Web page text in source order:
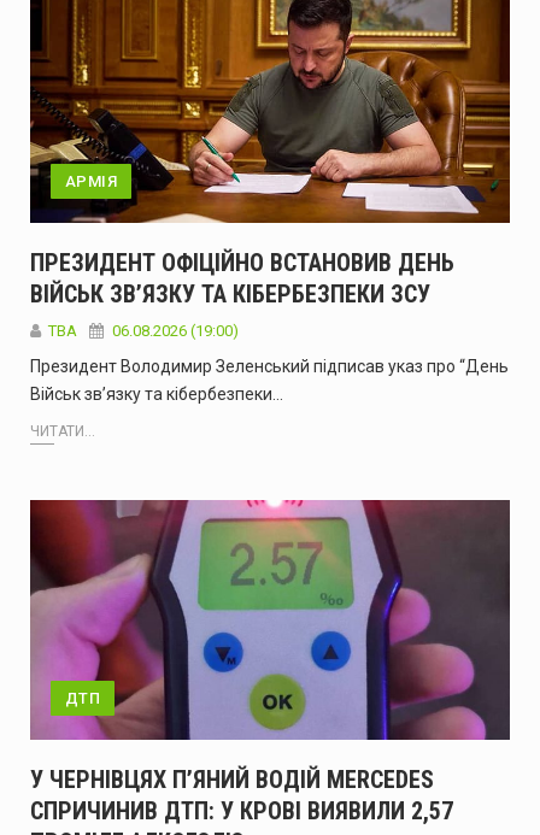
АРМІЯ
ПРЕЗИДЕНТ ОФІЦІЙНО ВСТАНОВИВ ДЕНЬ
ВІЙСЬК ЗВ’ЯЗКУ ТА КІБЕРБЕЗПЕКИ ЗСУ
ТВА 06.08.2026 (19:00)
Президент Володимир Зеленський підписав указ про “День
Військ зв’язку та кібербезпеки…
ЧИТАТИ...
ДТП
У ЧЕРНІВЦЯХ П’ЯНИЙ ВОДІЙ MERCEDES
СПРИЧИНИВ ДТП: У КРОВІ ВИЯВИЛИ 2,57